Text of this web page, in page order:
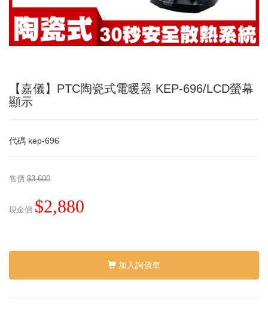
【嘉儀】PTC陶瓷式電暖器 KEP-696/LCD螢幕
顯示
代碼 kep-696
售價 $3,600
現金價 $2,880
加入詢價車